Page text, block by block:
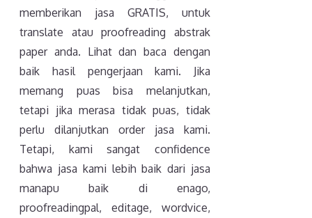
memberikan jasa GRATIS, untuk
translate atau proofreading abstrak
paper anda. Lihat dan baca dengan
baik hasil pengerjaan kami. Jika
memang puas bisa melanjutkan,
tetapi jika merasa tidak puas, tidak
perlu dilanjutkan order jasa kami.
Tetapi, kami sangat confidence
bahwa jasa kami lebih baik dari jasa
manapu baik di enago,
proofreadingpal, editage, wordvice,